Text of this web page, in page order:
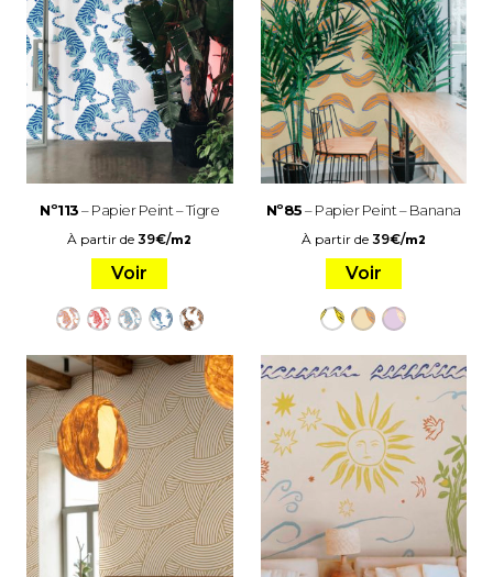
Nº113– Papier Peint – Tigre
À partir de39€/m2
Voir
Nº85– Papier Peint – Banana
À partir de 39€/m2
Voir